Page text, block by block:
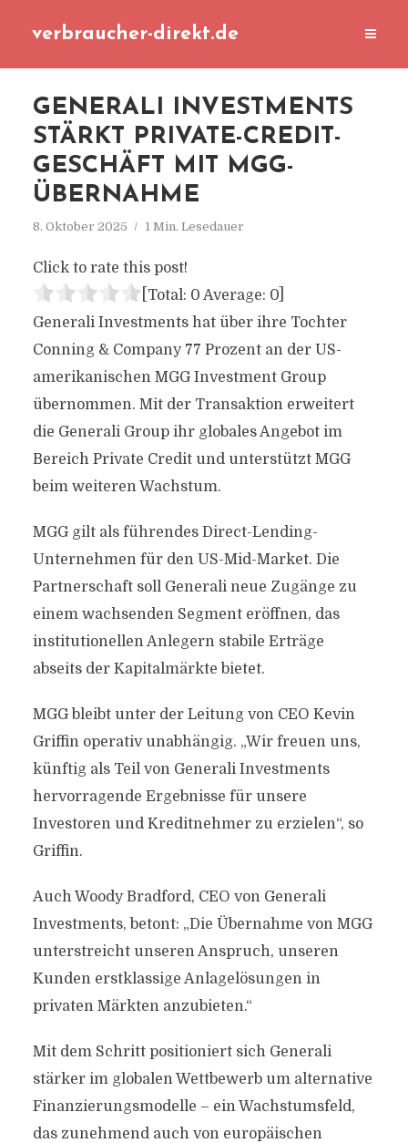
verbraucher-direkt.de
GENERALI INVESTMENTS
STÄRKT PRIVATE-CREDIT-
GESCHÄFT MIT MGG-
ÜBERNAHME
8. Oktober 2025 1 Min. Lesedauer
Click to rate this post!
[Total: 0 Average: 0]
Generali Investments hat über ihre Tochter
Conning & Company 77 Prozent an der US-
amerikanischen MGG Investment Group
übernommen. Mit der Transaktion erweitert
die Generali Group ihr globales Angebot im
Bereich Private Credit und unterstützt MGG
beim weiteren Wachstum.
MGG gilt als führendes Direct-Lending-
Unternehmen für den US-Mid-Market. Die
Partnerschaft soll Generali neue Zugänge zu
einem wachsenden Segment eröffnen, das
institutionellen Anlegern stabile Erträge
abseits der Kapitalmärkte bietet.
MGG bleibt unter der Leitung von CEO Kevin
Griffin operativ unabhängig. „Wir freuen uns,
künftig als Teil von Generali Investments
hervorragende Ergebnisse für unsere
Investoren und Kreditnehmer zu erzielen“, so
Griffin.
Auch Woody Bradford, CEO von Generali
Investments, betont: „Die Übernahme von MGG
unterstreicht unseren Anspruch, unseren
Kunden erstklassige Anlagelösungen in
privaten Märkten anzubieten.“
Mit dem Schritt positioniert sich Generali
stärker im globalen Wettbewerb um alternative
Finanzierungsmodelle – ein Wachstumsfeld,
das zunehmend auch von europäischen